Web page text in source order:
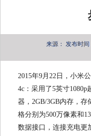
来源： 发布时间
2015年9月22日，小米
4c：采用了5英寸
器，2GB/3GB内存，存
格分别为500万像素和
数据接口，连接充电更